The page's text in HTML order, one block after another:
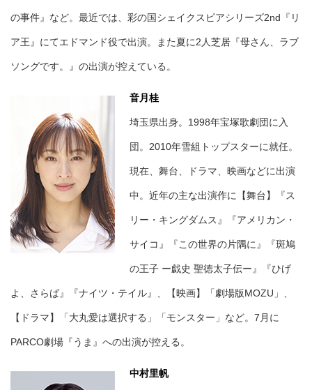
の事件』など。最近では、彩の国シェイクスピアシリーズ2nd『リ
ア王』にてエドマンド役で出演。また夏に2人芝居『母さん、ラブ
ソングです。』の出演が控えている。
音月桂
埼玉県出身。1998年宝塚歌劇団に入
団。2010年雪組トップスターに就任。
現在、舞台、ドラマ、映画などに出演
中。近年の主な出演作に【舞台】『ス
リー・キングダムス』『アメリカン・
サイコ』『この世界の片隅に』『斑鳩
の王子 ー戯史 聖徳太子伝ー』『ひげ
よ、さらば』『ナイツ・テイル』、【映画】「劇場版MOZU」、
【ドラマ】「大丸愛は選択する」「モンスター」など。7月に
PARCO劇場『うま』への出演が控える。
中村里帆